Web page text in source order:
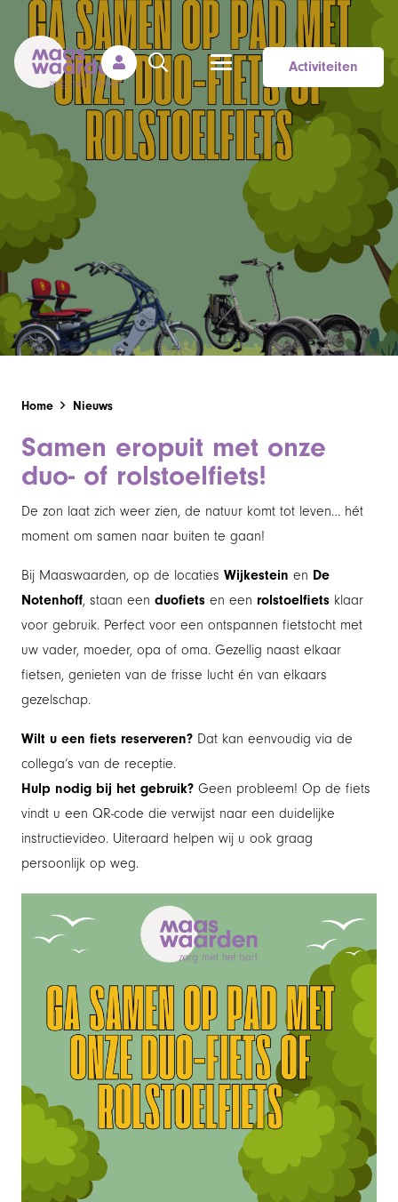
Activiteiten
Home Nieuws
Samen eropuit met onze
duo- of rolstoelfiets!
De zon laat zich weer zien, de natuur komt tot leven… hét
moment om samen naar buiten te gaan!
Bij Maaswaarden, op de locaties Wijkestein en De
Notenhoff, staan een duofiets en een rolstoelfiets klaar
voor gebruik. Perfect voor een ontspannen fietstocht met
uw vader, moeder, opa of oma. Gezellig naast elkaar
fietsen, genieten van de frisse lucht én van elkaars
gezelschap.
Wilt u een fiets reserveren? Dat kan eenvoudig via de
collega’s van de receptie.
Hulp nodig bij het gebruik? Geen probleem! Op de fiets
vindt u een QR-code die verwijst naar een duidelijke
instructievideo. Uiteraard helpen wij u ook graag
persoonlijk op weg.